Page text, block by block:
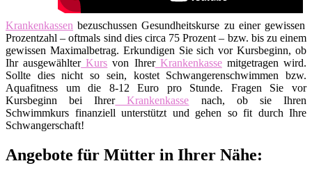
Krankenkassen bezuschussen Gesundheitskurse zu einer gewissen
Prozentzahl – oftmals sind dies circa 75 Prozent – bzw. bis zu einem
gewissen Maximalbetrag. Erkundigen Sie sich vor Kursbeginn, ob
Ihr ausgewählterKurs von IhrerKrankenkassemitgetragen wird.
Sollte dies nicht so sein, kostet Schwangerenschwimmen bzw.
Aquafitness um die 8-12 Euro pro Stunde. Fragen Sie vor
Kursbeginn bei IhrerKrankenkasse nach, ob sie Ihren
Schwimmkurs finanziell unterstützt und gehen so fit durch Ihre
Schwangerschaft!
Angebote für Mütter in Ihrer Nähe: